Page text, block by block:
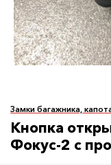
Замки багажника,
Кнопка
Фокус-2 с